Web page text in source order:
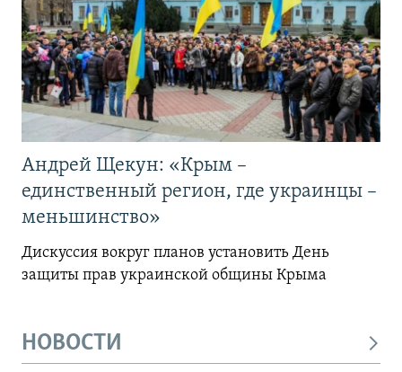
Андрей Щекун: «Крым –
единственный регион, где украинцы –
меньшинство»
Дискуссия вокруг планов установить День
защиты прав украинской общины Крыма
НОВОСТИ